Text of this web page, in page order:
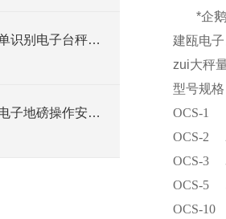
地磅厂家教您简单识别电子台秤是否缺斤短两
电子地磅厂家：电子地磅操作安全性
*企
建瓯电
zui大秤
型号规格
OCS-1
OCS-2
OCS-3
OCS-5
OCS-10